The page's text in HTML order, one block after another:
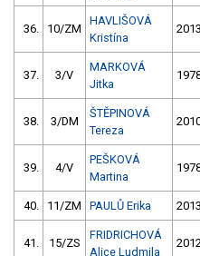
36. 10/ZM
HAVLIŠOVÁ
Kristína
2013
37. 3/V
MARKOVÁ
Jitka
38. 3/DM
ŠTĚPINOVÁ
Tereza
39. 4/V
PEŠKOVÁ
Martina
40. 11/ZM PAULŮ Erika 2013
41. 15/ZS
FRIDRICHOVÁ
Alice Ludmila